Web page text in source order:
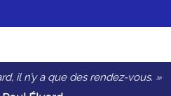
il n’y a que des rendez-vous. »